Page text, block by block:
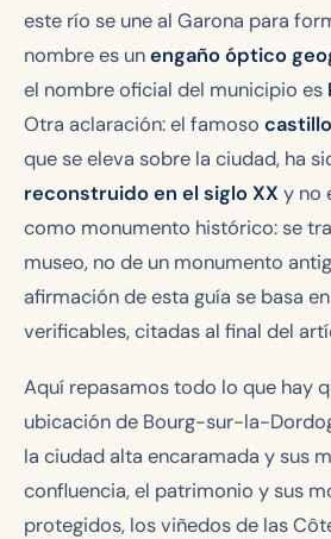
este río se une al Garona para
nombre es unengaño óptico
el nombre oficial del municipio es
Otra aclaración: el famoso
que se eleva sobre la ciudad, ha
reconstruido en el siglo XX y no
como monumento histórico: se
museo, no de un monumento
afirmación de esta guía se basa
verificables, citadas al final del
Aquí repasamos todo lo que hay
ubicación de Bourg-sur-la-
la ciudad alta encaramada y sus
confluencia, el patrimonio y sus
protegidos, los viñedos de las